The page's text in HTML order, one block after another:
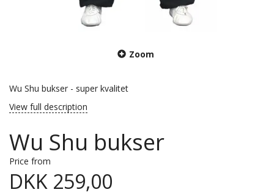
Zoom
Wu Shu bukser - super kvalitet
View full description
Wu Shu bukser
Price from
DKK 259,00